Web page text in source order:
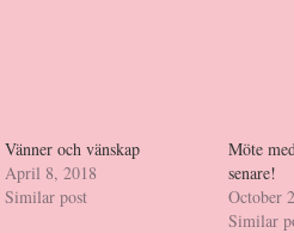
Vänner och vänskap
April 8, 2018
Similar post
Möte
senare!
October
Similar